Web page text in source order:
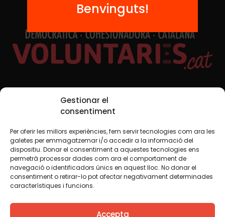
Gestionar el
consentiment
Per oferir les millors experiències, fem servir tecnologies com ara les
galetes per emmagatzemar i/o accedir a la informació del
dispositiu. Donar el consentiment a aquestes tecnologies ens
permetrà processar dades com ara el comportament de
navegació o identificadors únics en aquest lloc. No donar el
consentiment o retirar-lo pot afectar negativament determinades
característiques i funcions.
Accepta
Xarxes Socials
TWT YTB IG FB IN
Avís legalPolítica de cookies
Creiem que el coneixement s’ha de compartir. Per això
Benvinguts!